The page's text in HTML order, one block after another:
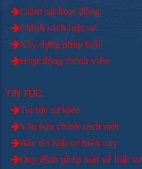
Giám sát hoạt động
Chính sách luật sư
Xây dựng pháp luật
Hoạt động thành viên
TIN TỨC
Tin tức sự kiện
Văn bản chính sách mới
Bản tin luật sư hiện nay
Quy định pháp luật về luật sư